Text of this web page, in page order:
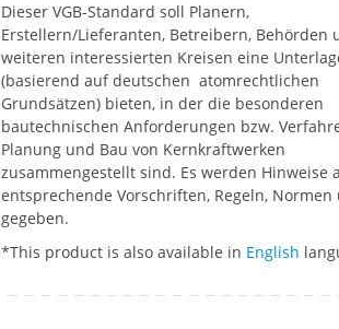
Dieser VGB-Standard soll Planern,
Erstellern/Lieferanten, Betreibern, Behörden
weiteren interessierten Kreisen eine
(basierend auf deutschen atomrechtlichen
Grundsätzen) bieten, in der die besonderen
bautechnischen Anforderungen bzw.
Planung und Bau von Kernkraftwerken
zusammengestellt sind. Es werden Hinweise
entsprechende Vorschriften, Regeln, Normen
gegeben.
*This product is also available in English